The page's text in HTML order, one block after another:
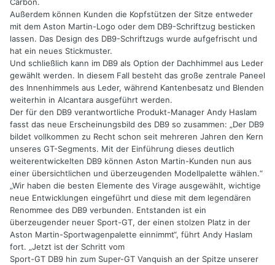
Carbon.
Außerdem können Kunden die Kopfstützen der Sitze entweder
mit dem Aston Martin-Logo oder dem DB9-Schriftzug besticken
lassen. Das Design des DB9-Schriftzugs wurde aufgefrischt und
hat ein neues Stickmuster.
Und schließlich kann im DB9 als Option der Dachhimmel aus Leder
gewählt werden. In diesem Fall besteht das große zentrale Paneel
des Innenhimmels aus Leder, während Kantenbesatz und Blenden
weiterhin in Alcantara ausgeführt werden.
Der für den DB9 verantwortliche Produkt-Manager Andy Haslam
fasst das neue Erscheinungsbild des DB9 so zusammen: „Der DB9
bildet vollkommen zu Recht schon seit mehreren Jahren den Kern
unseres GT-Segments. Mit der Einführung dieses deutlich
weiterentwickelten DB9 können Aston Martin-Kunden nun aus
einer übersichtlichen und überzeugenden Modellpalette wählen.“
„Wir haben die besten Elemente des Virage ausgewählt, wichtige
neue Entwicklungen eingeführt und diese mit dem legendären
Renommee des DB9 verbunden. Entstanden ist ein
überzeugender neuer Sport-GT, der einen stolzen Platz in der
Aston Martin-Sportwagenpalette einnimmt“, führt Andy Haslam
fort. „Jetzt ist der Schritt vom
Sport-GT DB9 hin zum Super-GT Vanquish an der Spitze unserer